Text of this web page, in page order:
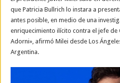
que Patricia Bullrich lo instara a
antes posible, en medio de una
enriquecimiento ilícito contra el jefe de
Adorni», afirmó Milei desde Los
Argentina.